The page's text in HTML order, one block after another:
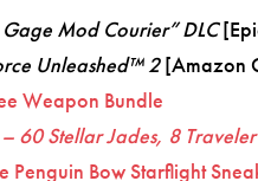
Mod Courier” DLC
Unleashed™ 2[Amazon
Weapon Bundle
60 Stellar Jades, 8
Penguin Bow Starflight